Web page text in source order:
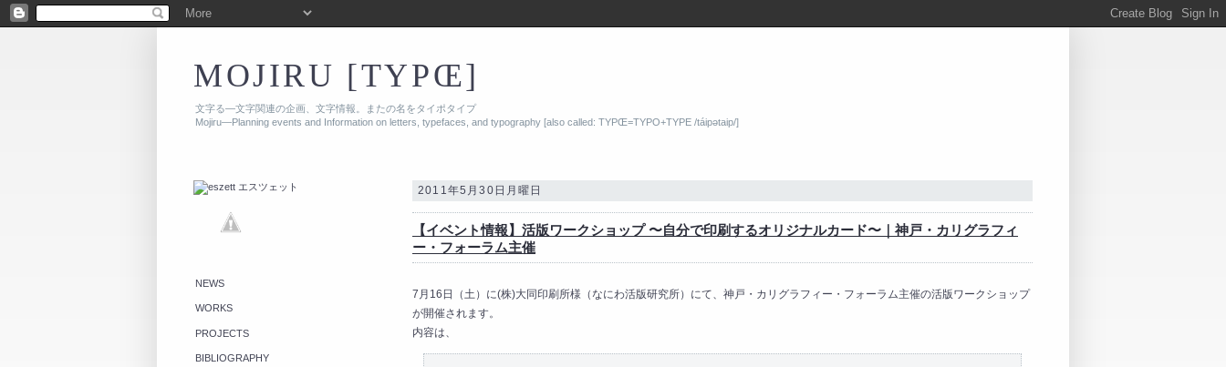
MOJIRU [TYPŒ]
文字る—文字関連の企画、文字情報。またの名をタイポタイプ
Mojiru—Planning events and Information on letters, typefaces, and typography [also called: TYPŒ=TYPO+TYPE /táipətaip/]
2011年5月30日月曜日
【イベント情報】活版ワークショップ 〜自分で印刷するオリジナルカード〜｜神戸・カリグラフィ
ー・フォーラム主催
7月16日（土）に(株)大同印刷所様（なにわ活版研究所）にて、神戸・カリグラフィー・フォーラム主催の活版ワークショップ
が開催されます。
内容は、
NEWS
WORKS
PROJECTS
BIBLIOGRAPHY